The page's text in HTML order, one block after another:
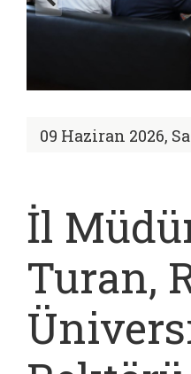
09 Haziran 2026,
İl
Turan,